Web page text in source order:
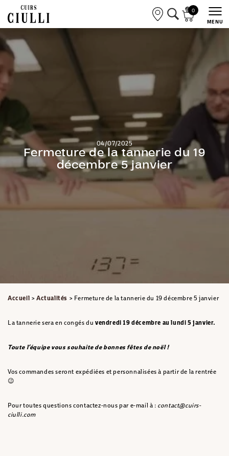
0
MENU
04/07/2025
Fermeture de la tannerie du 19
décembre 5 janvier
Accueil >Actualités > Fermeture de la tannerie du 19 décembre 5 janvier
La tannerie sera en congés du vendredi 19 décembre au lundi 5 janvier.
Toute l’équipe vous souhaite de bonnes fêtes de noël !
Vos commandes seront expédiées et personnalisées à partir de la rentrée
😉
Pour toutes questions contactez-nous par e-mail à : contact@cuirs-
ciulli.com